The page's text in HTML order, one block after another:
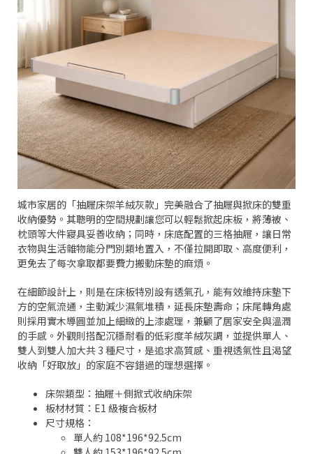
城市家居的「抽屜床架羊絨灰款」完美融合了抽屜與掀床的雙重
收納優勢。其聰明的空間規劃讓您可以輕鬆掀起床板，將薄被、
枕頭等大件寢具妥善收納；同時，床底配置的三格抽屜，讓日常
衣物與生活雜物能分門別類地置入，不僅拉開即取、高度便利，
更免去了每次拿取都要費力搬動床墊的麻煩。
在細節設計上，則是在床板特別設有透氣孔，能有效維持床墊下
方的空氣流通，主動減少濕氣堆積，延長床墊壽命；床尾轉角處
則採用實木導圓並加上細緻的上漆處理，兼顧了居家安全與溫潤
的手感。外觀則搭配沉穩耐看的低彩度羊絨灰調，並提供單人、
雙人到雙人加大共 3 種尺寸，是追求高質感、重視透氣性且渴望
收納「好取放」的家庭不容錯過的理想選擇。
床架類型：抽屜＋側掀式收納床架
板材材質：E1 級複合板材
尺寸規格：
單人約 108*196*92.5cm